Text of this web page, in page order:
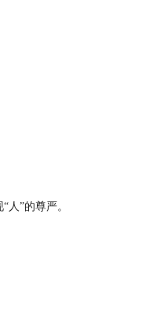
”的尊严。